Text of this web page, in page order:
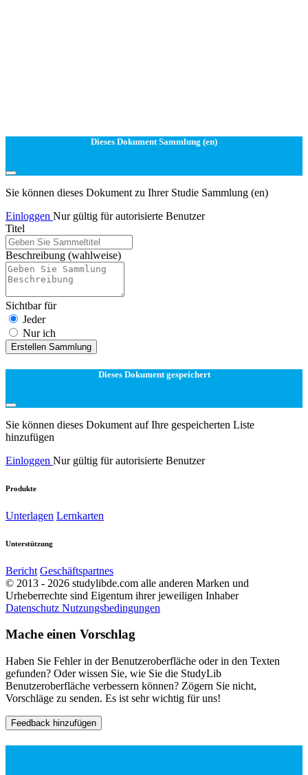
Dieses Dokument Sammlung (en)
Sie können dieses Dokument zu Ihrer Studie Sammlung (en)
Einloggen Nur gültig für autorisierte Benutzer
Titel
Beschreibung (wahlweise)
Sichtbar für
Jeder
Nur ich
Erstellen Sammlung
Dieses Dokument gespeichert
Sie können dieses Dokument auf Ihre gespeicherten Liste
hinzufügen
Einloggen Nur gültig für autorisierte Benutzer
Produkte
Unterlagen Lernkarten
Unterstützung
Bericht Geschäftspartnes
© 2013 - 2026 studylibde.com alle anderen Marken und
Urheberrechte sind Eigentum ihrer jeweiligen Inhaber
Datenschutz Nutzungsbedingungen
Mache einen Vorschlag
Haben Sie Fehler in der Benutzeroberfläche oder in den Texten
gefunden? Oder wissen Sie, wie Sie die StudyLib
Benutzeroberfläche verbessern können? Zögern Sie nicht,
Vorschläge zu senden. Es ist sehr wichtig für uns!
Feedback hinzufügen